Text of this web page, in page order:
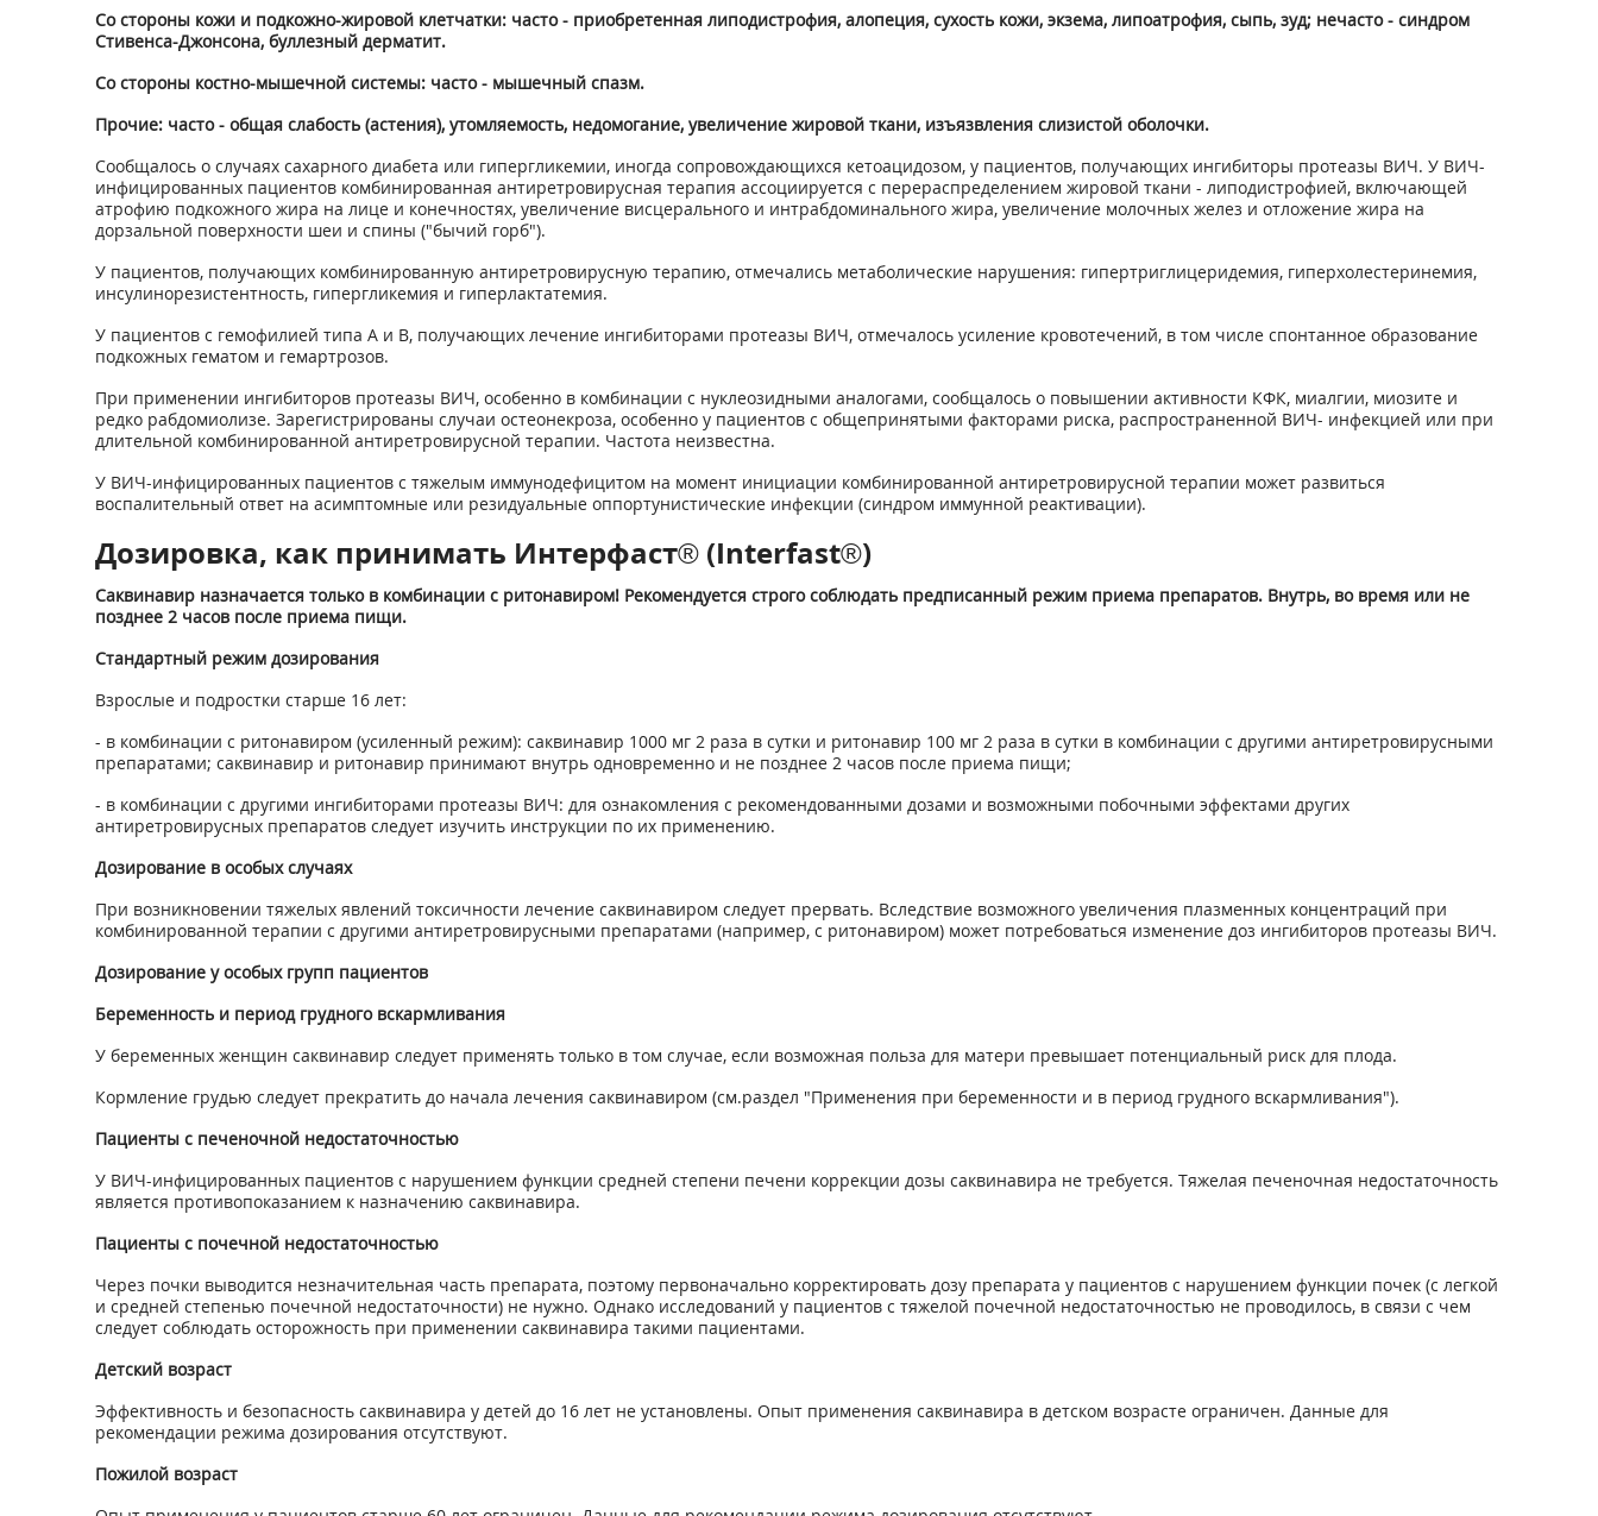
Со стороны кожи и подкожно-жировой клетчатки: часто - приобретенная липодистрофия, алопеция, сухость кожи, экзема, липоатрофия, сыпь, зуд; нечасто - синдром
Стивенса-Джонсона, буллезный дерматит.
Со стороны костно-мышечной системы: часто - мышечный спазм.
Прочие: часто - общая слабость (астения), утомляемость, недомогание, увеличение жировой ткани, изъязвления слизистой оболочки.
Сообщалось о случаях сахарного диабета или гипергликемии, иногда сопровождающихся кетоацидозом, у пациентов, получающих ингибиторы протеазы ВИЧ. У ВИЧ-
инфицированных пациентов комбинированная антиретровирусная терапия ассоциируется с перераспределением жировой ткани - липодистрофией, включающей
атрофию подкожного жира на лице и конечностях, увеличение висцерального и интрабдоминального жира, увеличение молочных желез и отложение жира на
дорзальной поверхности шеи и спины ("бычий горб").
У пациентов, получающих комбинированную антиретровирусную терапию, отмечались метаболические нарушения: гипертриглицеридемия, гиперхолестеринемия,
инсулинорезистентность, гипергликемия и гиперлактатемия.
У пациентов с гемофилией типа А и В, получающих лечение ингибиторами протеазы ВИЧ, отмечалось усиление кровотечений, в том числе спонтанное образование
подкожных гематом и гемартрозов.
При применении ингибиторов протеазы ВИЧ, особенно в комбинации с нуклеозидными аналогами, сообщалось о повышении активности КФК, миалгии, миозите и
редко рабдомиолизе. Зарегистрированы случаи остеонекроза, особенно у пациентов с общепринятыми факторами риска, распространенной ВИЧ- инфекцией или при
длительной комбинированной антиретровирусной терапии. Частота неизвестна.
У ВИЧ-инфицированных пациентов с тяжелым иммунодефицитом на момент инициации комбинированной антиретровирусной терапии может развиться
воспалительный ответ на асимптомные или резидуальные оппортунистические инфекции (синдром иммунной реактивации).
Дозировка, как принимать Интерфаст® (Interfast®)
Саквинавир назначается только в комбинации с ритонавиром! Рекомендуется строго соблюдать предписанный режим приема препаратов. Внутрь, во время или не
позднее 2 часов после приема пищи.
Стандартный режим дозирования
Взрослые и подростки старше 16 лет:
- в комбинации с ритонавиром (усиленный режим): саквинавир 1000 мг 2 раза в сутки и ритонавир 100 мг 2 раза в сутки в комбинации с другими антиретровирусными
препаратами; саквинавир и ритонавир принимают внутрь одновременно и не позднее 2 часов после приема пищи;
- в комбинации с другими ингибиторами протеазы ВИЧ: для ознакомления с рекомендованными дозами и возможными побочными эффектами других
антиретровирусных препаратов следует изучить инструкции по их применению.
Дозирование в особых случаях
При возникновении тяжелых явлений токсичности лечение саквинавиром следует прервать. Вследствие возможного увеличения плазменных концентраций при
комбинированной терапии с другими антиретровирусными препаратами (например, с ритонавиром) может потребоваться изменение доз ингибиторов протеазы ВИЧ.
Дозирование у особых групп пациентов
Беременность и период грудного вскармливания
У беременных женщин саквинавир следует применять только в том случае, если возможная польза для матери превышает потенциальный риск для плода.
Кормление грудью следует прекратить до начала лечения саквинавиром (см.раздел "Применения при беременности и в период грудного вскармливания").
Пациенты с печеночной недостаточностью
У ВИЧ-инфицированных пациентов с нарушением функции средней степени печени коррекции дозы саквинавира не требуется. Тяжелая печеночная недостаточность
является противопоказанием к назначению саквинавира.
Пациенты с почечной недостаточностью
Через почки выводится незначительная часть препарата, поэтому первоначально корректировать дозу препарата у пациентов с нарушением функции почек (с легкой
и средней степенью почечной недостаточности) не нужно. Однако исследований у пациентов с тяжелой почечной недостаточностью не проводилось, в связи с чем
следует соблюдать осторожность при применении саквинавира такими пациентами.
Детский возраст
Эффективность и безопасность саквинавира у детей до 16 лет не установлены. Опыт применения саквинавира в детском возрасте ограничен. Данные для
рекомендации режима дозирования отсутствуют.
Пожилой возраст